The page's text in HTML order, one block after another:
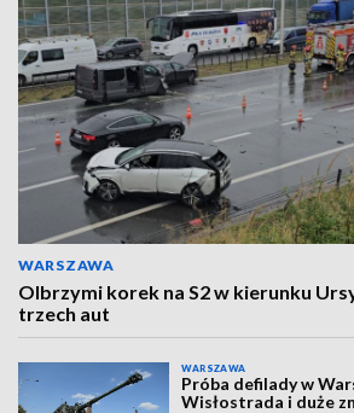
WARSZAWA
Olbrzymi korek na S2 w kierunku
trzech aut
WARSZAWA
Próba defilady w
Wisłostrada i duże